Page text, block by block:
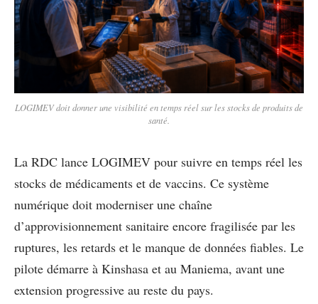
LOGIMEV doit donner une visibilité en temps réel sur les stocks de produits de
santé.
La RDC lance LOGIMEV pour suivre en temps réel les
stocks de médicaments et de vaccins. Ce système
numérique doit moderniser une chaîne
d’approvisionnement sanitaire encore fragilisée par les
ruptures, les retards et le manque de données fiables. Le
pilote démarre à Kinshasa et au Maniema, avant une
extension progressive au reste du pays.